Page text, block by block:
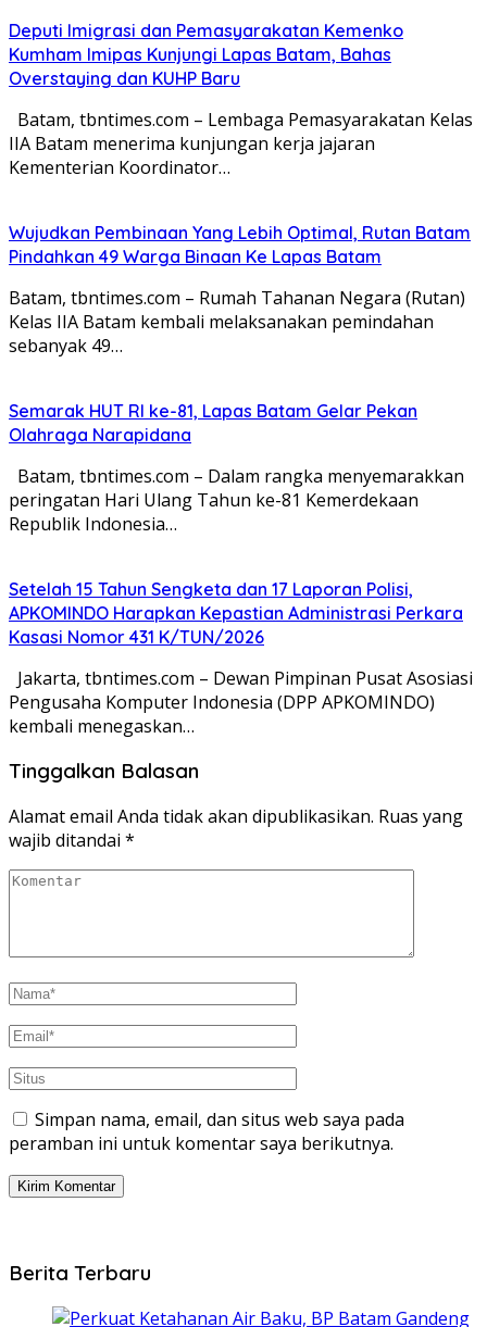
Deputi Imigrasi dan Pemasyarakatan Kemenko
Kumham Imipas Kunjungi Lapas Batam, Bahas
Overstaying dan KUHP Baru
Batam, tbntimes.com – Lembaga Pemasyarakatan Kelas
IIA Batam menerima kunjungan kerja jajaran
Kementerian Koordinator…
Wujudkan Pembinaan Yang Lebih Optimal, Rutan Batam
Pindahkan 49 Warga Binaan Ke Lapas Batam
Batam, tbntimes.com – Rumah Tahanan Negara (Rutan)
Kelas IIA Batam kembali melaksanakan pemindahan
sebanyak 49…
Semarak HUT RI ke-81, Lapas Batam Gelar Pekan
Olahraga Narapidana
Batam, tbntimes.com – Dalam rangka menyemarakkan
peringatan Hari Ulang Tahun ke-81 Kemerdekaan
Republik Indonesia…
Setelah 15 Tahun Sengketa dan 17 Laporan Polisi,
APKOMINDO Harapkan Kepastian Administrasi Perkara
Kasasi Nomor 431 K/TUN/2026
Jakarta, tbntimes.com – Dewan Pimpinan Pusat Asosiasi
Pengusaha Komputer Indonesia (DPP APKOMINDO)
kembali menegaskan…
Tinggalkan Balasan
Alamat email Anda tidak akan dipublikasikan. Ruas yang
wajib ditandai *
Simpan nama, email, dan situs web saya pada
peramban ini untuk komentar saya berikutnya.
Berita Terbaru